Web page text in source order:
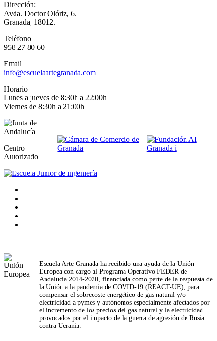
Dirección:
Avda. Doctor Olóriz, 6.
Granada, 18012.
Teléfono
958 27 80 60
Email
info@escuelaartegranada.com
Horario
Lunes a jueves de 8:30h a 22:00h
Viernes de 8:30h a 21:00h
Centro
Autorizado
Escuela Arte Granada ha recibido una ayuda de la Unión
Europea con cargo al Programa Operativo FEDER de
Andalucía 2014-2020, financiada como parte de la respuesta de
la Unión a la pandemia de COVID-19 (REACT-UE), para
compensar el sobrecoste energético de gas natural y/o
electricidad a pymes y autónomos especialmente afectados por
el incremento de los precios del gas natural y la electricidad
provocados por el impacto de la guerra de agresión de Rusia
contra Ucrania.